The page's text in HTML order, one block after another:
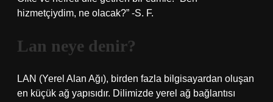
hizmetçiydim, ne olacak?” -S. F.
Lan neye denir?
LAN (Yerel Alan Ağı), birden fazla bilgisayardan oluşan
en küçük ağ yapısıdır. Dilimizde yerel ağ bağlantısı